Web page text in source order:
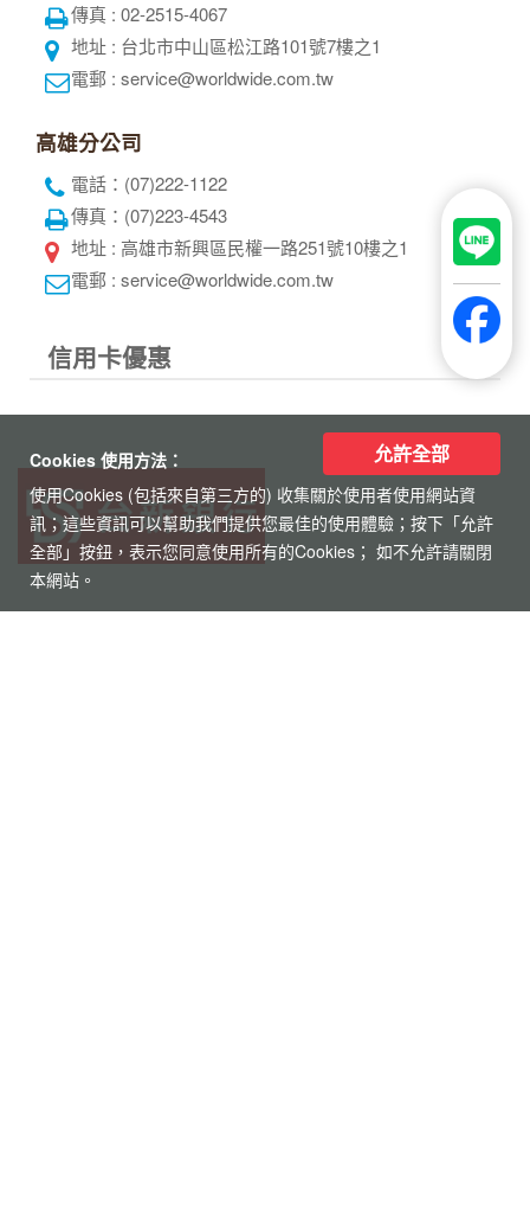
Cookies 使用方法：
使用Cookies (包括來自第三方的) 收集關於使用者使用網站資
訊；這些資訊可以幫助我們提供您最佳的使用體驗；按下「允許
全部」按鈕，表示您同意使用所有的Cookies； 如不允許請關閉
本網站。
允許全部
傳真 : 02-2515-4067
地址 : 台北市中山區松江路101號7樓之1
電郵 : service@worldwide.com.tw
高雄分公司
電話：(07)222-1122
傳真：(07)223-4543
地址 : 高雄市新興區民權一路251號10樓之1
電郵 : service@worldwide.com.tw
信用卡優惠